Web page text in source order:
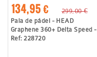
134,95 €
299,00 €
Pala de pádel - HEAD
Graphene 360+ Delta Speed -
Ref: 228720